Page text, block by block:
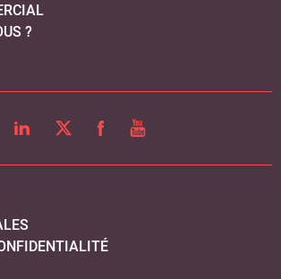
?
LINKEDINTWITTERFACEBOOK
YOUTUBE